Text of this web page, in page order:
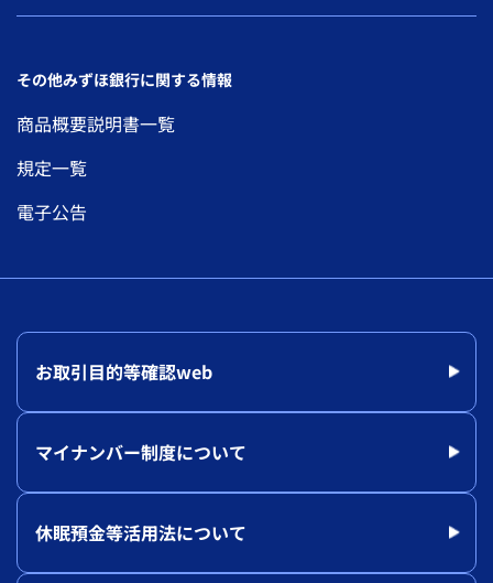
その他みずほ銀行に関する情報
商品概要説明書一覧
規定一覧
電子公告
お取引目的等確認web
マイナンバー制度について
休眠預金等活用法について